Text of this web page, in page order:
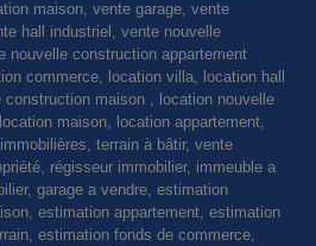
maison, vente garage, vente
hall industriel, vente nouvelle
nouvelle construction appartement
commerce, location villa, location hall
maison , location nouvelle
maison, location appartement,
terrain à bâtir, vente
régisseur immobilier, immeuble a
garage a vendre, estimation
estimation appartement, estimation
estimation fonds de commerce,